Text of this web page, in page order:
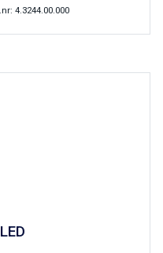
4.3244.00.000